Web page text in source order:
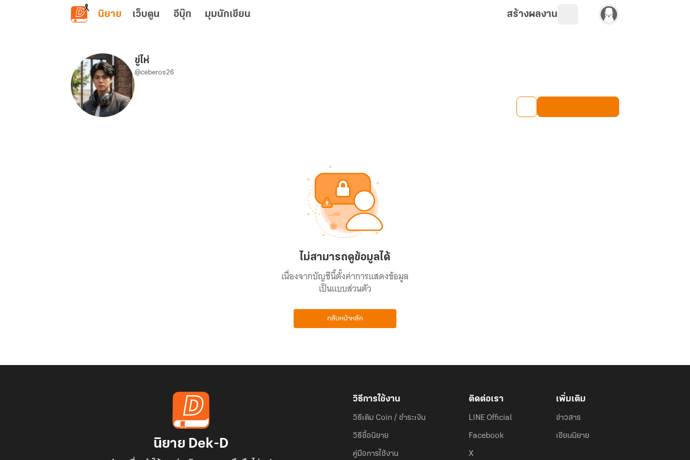
ข้ามไปยังเนื้อหาหลัก
นิยาย เว็บตูน อีบุ๊ก มุมนักเขียน สร้างผลงาน
ขู่ไห่
@ceberos26
ไม่สามารถดูข้อมูลได้
เนื่องจากบัญชีนี้ตั้งค่าการแสดงข้อมูล
เป็นแบบส่วนตัว
กลับหน้าหลัก
นิยาย Dek-D
วิธีการใช้งาน
วิธีเติม Coin / ชำระเงิน
วิธีซื้อนิยาย
คู่มือการใช้งาน
ติดต่อเรา
LINE Official
Facebook
X
เพิ่มเติม
ข่าวสาร
เขียนนิยาย